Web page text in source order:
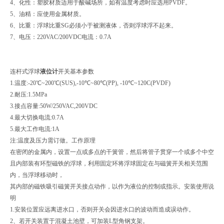
4、化性：塑胶材质适用于酸碱场所，如有温度考虑时应选用PVDF。
5、油精：应使用金属材质。
6、比重：浮球比重SG必须小于被测液体，否则浮球浮不起来。
7、电压：220VAC/200VDC电流：0.7A
连杆式浮球液位计开关基本参数
1.温度:-20℃~200℃(SUS),-10℃~80℃(PP), -10℃~120C(PVDF)
2.耐压:1.5MPa
3.接点容量:50W/250VAC,200VDC
4.最大切换电流:0.7A
5.最大工作电流:1A
注:温度及压力需订做。工作原理
在密闭的金属内，设置一点或多点的干簧管，然后将管子贯穿一个或多个中空
且内部装有环型磁铁的浮球，利用固定环将浮球固定在与磁簧开关相关范围
内，当浮球移动时，
其内部的磁铁吸引磁簧开关接点动作，以作为液位的控制或指示。安装使用说
明
1.安装位置应远离进水口，否则开关会因进水口的波动而造成误动作。
2、若开关装置于混凝土池壁，可加装L型角钢支架。